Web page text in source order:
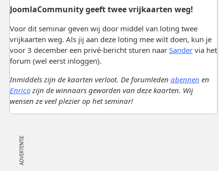
JoomlaCommunity geeft twee vrijkaarten weg!
Voor dit seminar geven wij door middel van loting twee
vrijkaarten weg. Als jij aan deze loting mee wilt doen, kun je
voor 3 december een privé-bericht sturen naar Sandervia het
forum (wel eerst inloggen).
Inmiddels zijn de kaarten verloot. De forumleden abennen en
Enricozijn de winnaars geworden van deze kaarten. Wij
wensen ze veel plezier op het seminar!